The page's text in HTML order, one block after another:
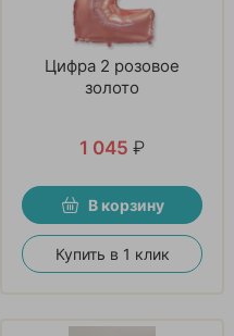
Цифра 2 розовое
золото
1 045 ₽
В корзину
Купить в 1 клик